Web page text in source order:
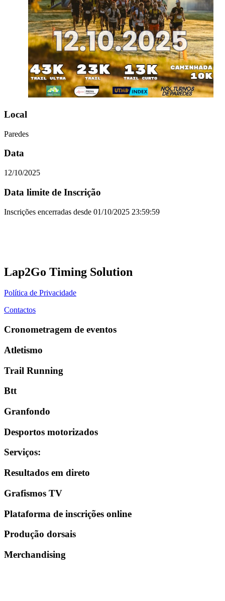
Local
Paredes
Data
12/10/2025
Data limite de Inscrição
Inscrições encerradas desde 01/10/2025 23:59:59
Lap2Go Timing Solution
Política de Privacidade
Contactos
Cronometragem de eventos
Atletismo
Trail Running
Btt
Granfondo
Desportos motorizados
Serviços:
Resultados em direto
Grafismos TV
Plataforma de inscrições online
Produção dorsais
Merchandising